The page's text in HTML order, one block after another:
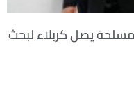
يصل كربلاء لبحث